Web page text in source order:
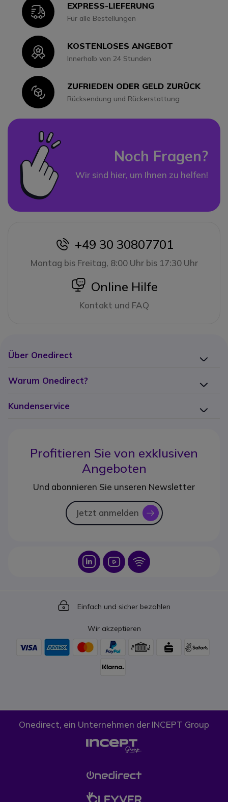
IconEXPRESS-LIEFERUNG
Für alle Bestellungen
IconKOSTENLOSES ANGEBOT
Innerhalb von 24 Stunden
IconZUFRIEDEN ODER GELD ZURÜCK
Rücksendung und Rückerstattung
Noch Fragen?
Wir sind hier, um Ihnen zu helfen!
icon
+49 30 30807701
Montag bis Freitag, 8:00 Uhr bis 17:30 Uhr
icon
Online Hilfe
Kontakt und FAQ
Über Onedirect
Warum Onedirect?
Kundenservice
Profitieren Sie von exklusiven
Angeboten
Und abonnieren Sie unseren Newsletter
Jetzt anmelden icon
Icon Icon Icon
Icon
Einfach und sicher bezahlen
Wir akzeptieren
Onedirect, ein Unternehmen der INCEPT Group